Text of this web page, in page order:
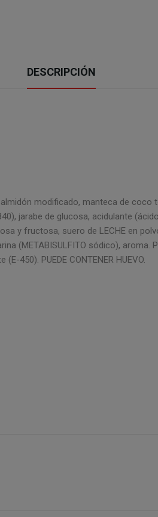
DESCRIPCIÓN
modificado, manteca de
jarabe de glucosa, acidulante
y fructosa, suero de LECHE en
(METABISULFITO sódico),
450). PUEDE CONTENER HUEVO.